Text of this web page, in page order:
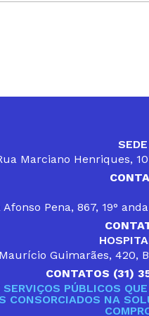
Marciano Henriques,
Afonso Pena, 867, 19°
Guimarães, 420,
CONTATOS (31)
PÚBLICOS
CONSORCIADOS NA